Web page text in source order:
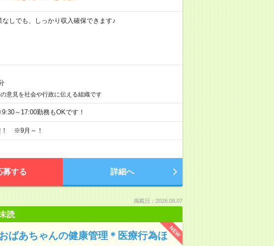
でも、しっかり収入確保できます♪
意見を社会や行政に伝える組織です
～17:00勤務もOKです！
！ ※9月～！
募する 詳細へ
掲載日：2026.08.07
読
NEW
ばあちゃんの健康管理＊医療行為ほ